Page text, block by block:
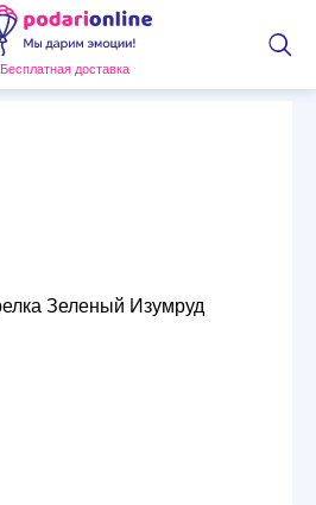
Бесплатная доставка